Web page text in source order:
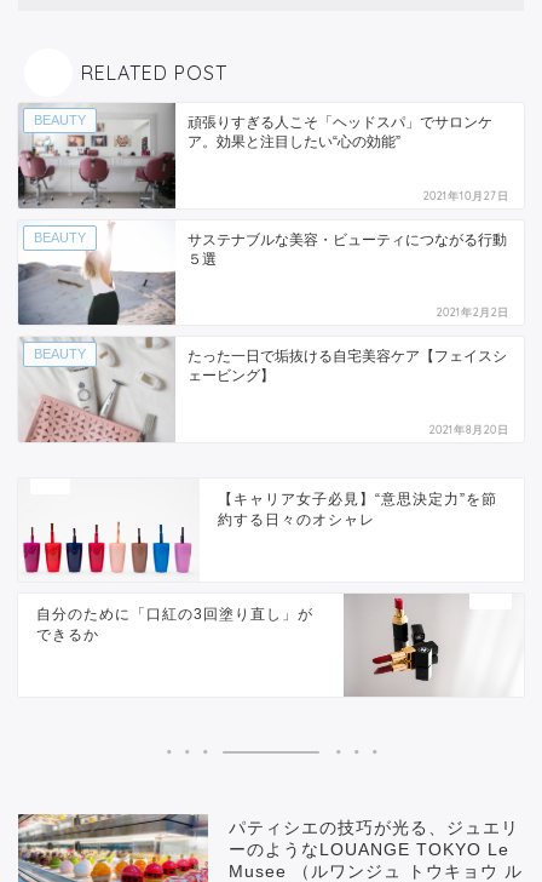
RELATED POST
BEAUTY
頑張りすぎる人こそ「ヘッドスパ」でサロンケ
ア。効果と注目したい“心の効能”
2021年10月27日
BEAUTY
サステナブルな美容・ビューティにつながる行動
５選
2021年2月2日
BEAUTY
たった一日で垢抜ける自宅美容ケア【フェイスシ
ェービング】
2021年8月20日
【キャリア女子必見】“意思決定力”を節
約する日々のオシャレ
自分のために「口紅の3回塗り直し」が
できるか
パティシエの技巧が光る、ジュエリ
ーのようなLOUANGE TOKYO Le
Musee （ルワンジュ トウキョウ ル